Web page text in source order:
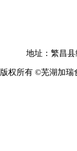
地址：繁昌
版权所有 ©芜湖加瑞